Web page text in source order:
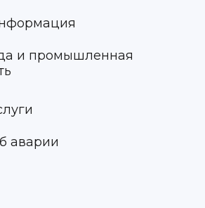
и промышленная
аварии